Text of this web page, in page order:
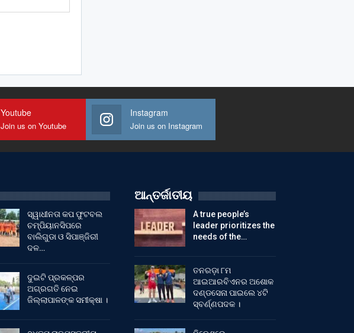
Youtube
Join us on Youtube
Instagram
Join us on Instagram
ସ୍ୱାଧୀନତା କପ ଫୁଟବଲ
ଚମ୍ପିୟାନସିପରେ
ବାଲିଗୁଡା ଓ ସିପାଞ୍ଜିରୀ
ଦଳ…
ଦୁଇଟି ପ୍ରକଳ୍ପର
ଅଗ୍ରଗତି ନେଇ
ଜିଲ୍ଲାପାଳଙ୍କ ସମୀକ୍ଷା ।
ଆନ୍ତର୍ଜାତୀୟ
A true people’s
leader prioritizes the
needs of the…
ତନରଡ଼ା ୮ମ
ଆଇଆରବିଏନର ଅଶୋକ
ଦଣ୍ଡସେନା ପାଇଲେ ୪ଟି
ସ୍ବର୍ଣ୍ଣପଦକ ।